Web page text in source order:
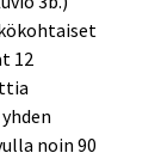
12
noin 90